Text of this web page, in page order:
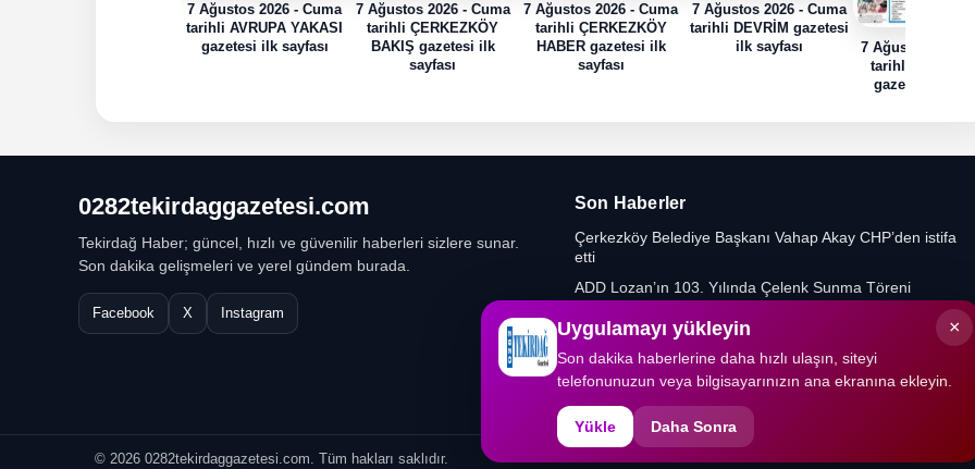
7 Ağustos 2026 - Cuma
tarihli AVRUPA YAKASI
gazetesi ilk sayfası
7 Ağustos 2026 - Cuma
tarihli ÇERKEZKÖY
BAKIŞ gazetesi ilk
sayfası
7 Ağustos 2026 - Cuma
tarihli ÇERKEZKÖY
HABER gazetesi ilk
sayfası
7 Ağustos 2026 - Cuma
tarihli DEVRİM gazetesi
ilk sayfası
7 Ağustos 2026 -
tarihli HABER
gazetesi ilk
0282tekirdaggazetesi.com
Tekirdağ Haber; güncel, hızlı ve güvenilir haberleri sizlere sunar.
Son dakika gelişmeleri ve yerel gündem burada.
Facebook X Instagram
Son Haberler
Çerkezköy Belediye Başkanı Vahap Akay CHP’den istifa
etti
ADD Lozan’ın 103. Yılında Çelenk Sunma Töreni
Yeniden Refah Partisi’nde Muratlı ve Kapaklı İlçe
Başkanlıklarına Yeni Atamalar
Gıda Mühendislerinden Kritik Uyarı
© 2026 0282tekirdaggazetesi.com. Tüm hakları saklıdır.
×
Uygulamayı yükleyin
Son dakika haberlerine daha hızlı ulaşın, siteyi
telefonunuzun veya bilgisayarınızın ana ekranına ekleyin.
Yükle Daha Sonra